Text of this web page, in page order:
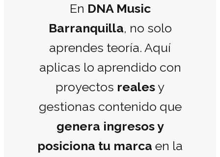
En DNA Music
Barranquilla, no solo
aprendes teoría. Aquí
aplicas lo aprendido con
proyectos reales y
gestionas contenido que
genera ingresos y
posiciona tu marca en la